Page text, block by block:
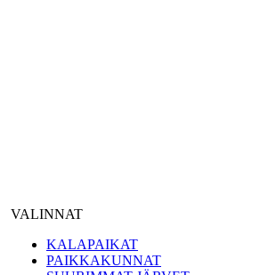
VALINNAT
KALAPAIKAT
PAIKKAKUNNAT